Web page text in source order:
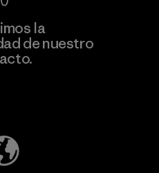
la
de nuestro